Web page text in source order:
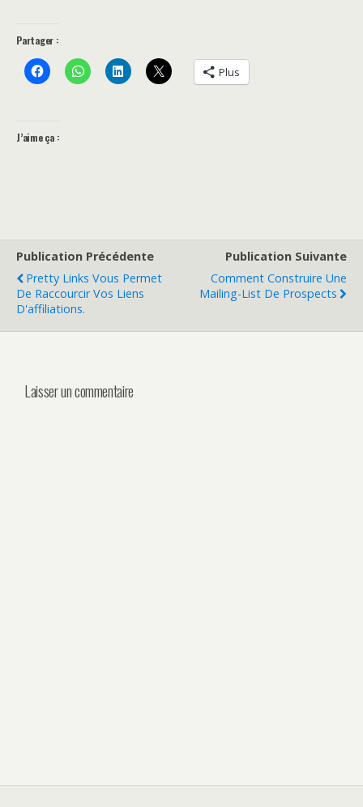
Partager :
Plus
J’aime ça :
Publication Précédente
Pretty Links Vous Permet
De Raccourcir Vos Liens
D'affiliations.
Publication Suivante
Comment Construire Une
Mailing-List De Prospects
Laisser un commentaire